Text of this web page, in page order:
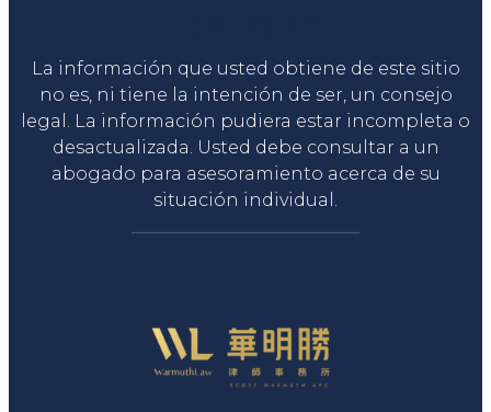
La información que usted obtiene de este sitio
no es, ni tiene la intención de ser, un consejo
legal. La información pudiera estar incompleta o
desactualizada. Usted debe consultar a un
abogado para asesoramiento acerca de su
situación individual.